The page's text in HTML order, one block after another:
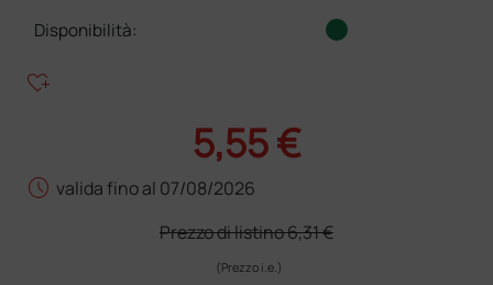
Disponibilità:
heart_plus
5,55 €
schedule valida fino al 07/08/2026
Prezzo di listino6,31 €
(Prezzo i.e.)